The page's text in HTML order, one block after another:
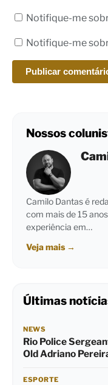
Notifique-me
Notifique-me
Nossos
Camilo Dantas é
com mais de 15
experiência em…
Veja mais →
Últimas
NEWS
Rio Police
Old Adriano
ESPORTE